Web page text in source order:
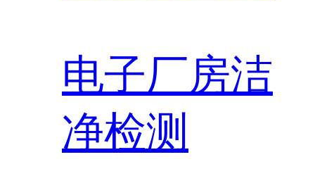
电子厂房洁
净检测